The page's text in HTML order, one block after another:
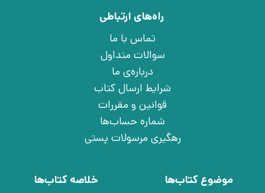
راه‌های ارتباطی
تماس با ما
سوالات متداول
درباره‌ی ما
شرایط ارسال کتاب
قوانین و مقررات
شماره حساب‌ها
رهگیری مرسولات پستی
موضوع کتاب‌ها
خلاصه کتاب‌ها